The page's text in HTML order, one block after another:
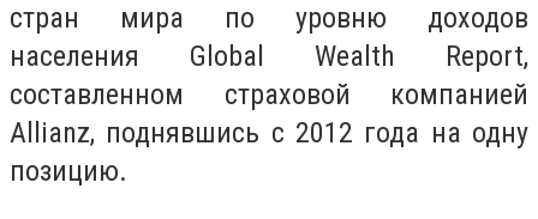
стран мира по уровню доходов
населения Global Wealth Report,
составленном страховой компанией
Allianz, поднявшись с 2012 года на одну
позицию.